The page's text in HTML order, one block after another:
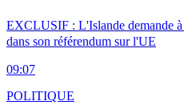
EXCLUSIF : L'Islande demande
dans son référendum sur l'UE
09:07
POLITIQUE